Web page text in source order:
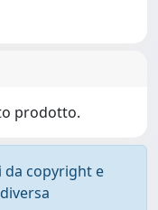
prodotto.
da copyright e